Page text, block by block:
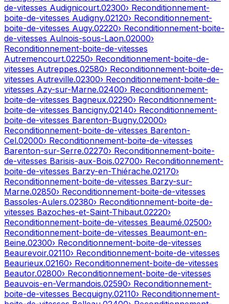
de-vitesses Audignicourt.02300› Reconditionnement-
boite-de-vitesses Audigny.02120› Reconditionnement-
boite-de-vitesses Augy.02220› Reconditionnement-boite-
de-vitesses Aulnois-sous-Laon.02000›
Reconditionnement-boite-de-vitesses
Autremencourt.02250› Reconditionnement-boite-de-
vitesses Autreppes.02580› Reconditionnement-boite-de-
vitesses Autreville.02300› Reconditionnement-boite-de-
vitesses Azy-sur-Marne.02400› Reconditionnement-
boite-de-vitesses Bagneux.02290› Reconditionnement-
boite-de-vitesses Bancigny.02140› Reconditionnement-
boite-de-vitesses Barenton-Bugny.02000›
Reconditionnement-boite-de-vitesses Barenton-
Cel.02000› Reconditionnement-boite-de-vitesses
Barenton-sur-Serre.02270› Reconditionnement-boite-
de-vitesses Barisis-aux-Bois.02700› Reconditionnement-
boite-de-vitesses Barzy-en-Thiérache.02170›
Reconditionnement-boite-de-vitesses Barzy-sur-
Marne.02850› Reconditionnement-boite-de-vitesses
Bassoles-Aulers.02380› Reconditionnement-boite-de-
vitesses Bazoches-et-Saint-Thibaut.02220›
Reconditionnement-boite-de-vitesses Beaumé.02500›
Reconditionnement-boite-de-vitesses Beaumont-en-
Beine.02300› Reconditionnement-boite-de-vitesses
Beaurevoir.02110› Reconditionnement-boite-de-vitesses
Beaurieux.02160› Reconditionnement-boite-de-vitesses
Beautor.02800› Reconditionnement-boite-de-vitesses
Beauvois-en-Vermandois.02590› Reconditionnement-
boite-de-vitesses Becquigny.02110› Reconditionnement-